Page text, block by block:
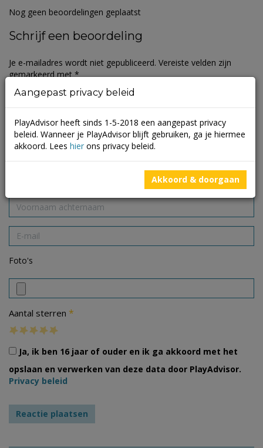
Nog geen beoordelingen geplaatst
Schrijf een beoordeling
Je e-mailadres wordt niet gepubliceerd. Vereiste velden zijn
gemarkeerd met*
Foto's
Aantal sterren *
Ja, ik ben 16 jaar of ouder en ik ga akkoord met het
opslaan en verwerken van deze data door PlayAdvisor.
Privacy beleid
Aangepast privacy beleid
PlayAdvisor heeft sinds 1-5-2018 een aangepast privacy
beleid. Wanneer je PlayAdvisor blijft gebruiken, ga je hiermee
akkoord. Lees hier ons privacy beleid.
Akkoord & doorgaan